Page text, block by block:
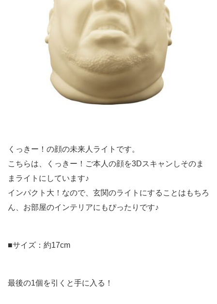
くっきー！の顔の未来人ライトです。
こちらは、くっきー！ご本人の顔を3Dスキャンしそのま
まライトにしています♪
インパクト大！なので、玄関のライトにすることはもちろ
ん、お部屋のインテリアにもぴったりです♪
■サイズ：約17cm
最後の1個を引くと手に入る！